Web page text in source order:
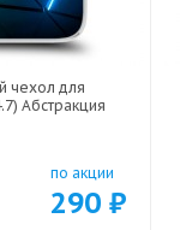
чехол для
Абстракция
по акции
290 ₽